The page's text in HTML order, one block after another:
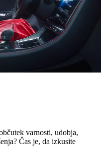
varnosti, udobja,
Čas je, da izkusite